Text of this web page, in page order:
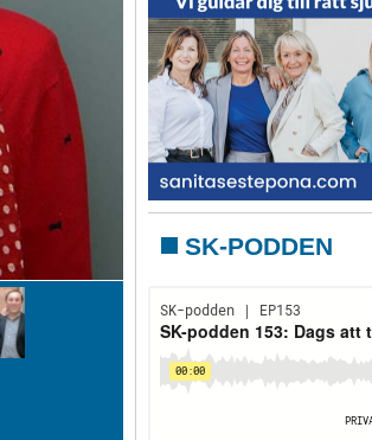
SK-PODDEN